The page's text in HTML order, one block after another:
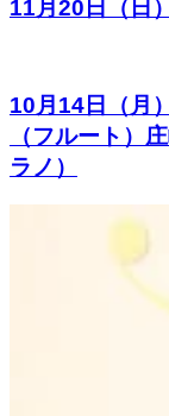
11月20日（日
10月14日（月
（フルート）
ラノ）